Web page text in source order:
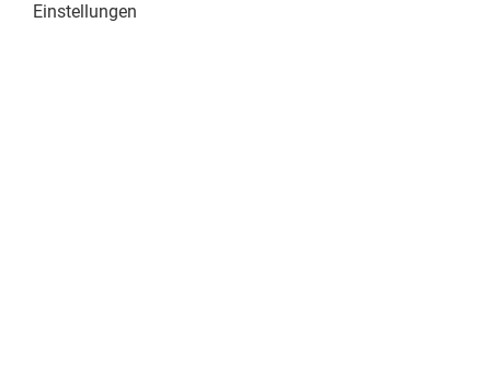
Einstellungen